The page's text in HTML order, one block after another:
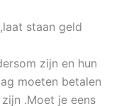
staan geld
zijn en hun
moeten betalen
.Moet je eens